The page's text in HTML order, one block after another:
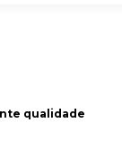
qualidade